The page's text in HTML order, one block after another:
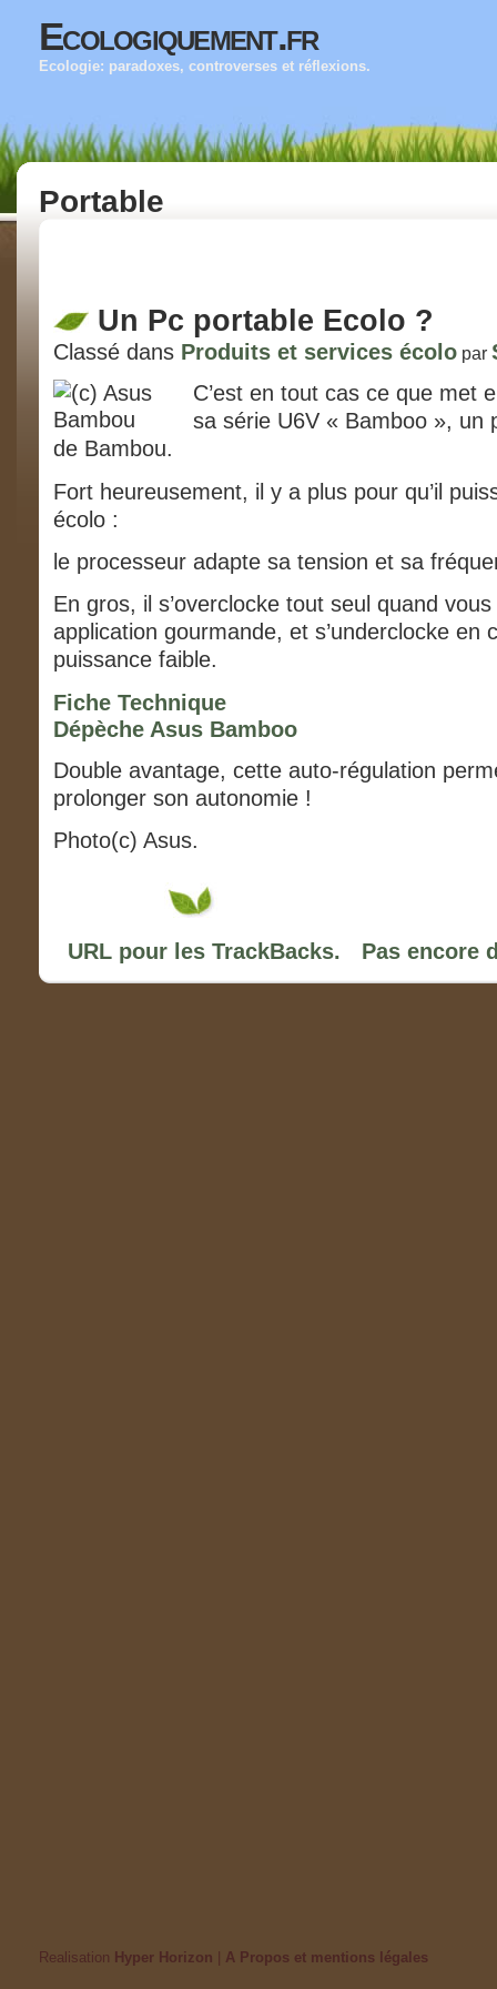
Ecologiquement.fr
Ecologie: paradoxes, controverses et réflexions.
Portable
Un Pc portable Ecolo ?
Classé dans Produits et services écolo par
C’est en tout cas ce que met
sa série U6V « Bamboo », un
de Bambou.
Fort heureusement, il y a plus pour qu’il
écolo :
le processeur adapte sa tension et sa
En gros, il s’overclocke tout seul quand
application gourmande, et s’underclocke en
puissance faible.
Fiche Technique
Dépèche Asus Bamboo
Double avantage, cette auto-régulation
prolonger son autonomie !
Photo(c) Asus.
URL pour les TrackBacks. Pas encore
Realisation Hyper Horizon | A Propos et mentions légales